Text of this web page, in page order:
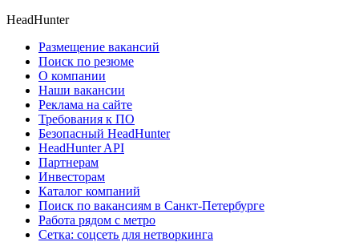
HeadHunter
Размещение вакансий
Поиск по резюме
О компании
Наши вакансии
Реклама на сайте
Требования к ПО
Безопасный HeadHunter
HeadHunter API
Партнерам
Инвесторам
Каталог компаний
Поиск по вакансиям в Санкт-Петербурге
Работа рядом с метро
Сетка: соцсеть для нетворкинга